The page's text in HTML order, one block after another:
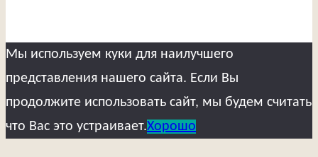
Мы используем куки для наилучшего
представления нашего сайта. Если Вы
продолжите использовать сайт, мы будем считать
что Вас это устраивает.Хорошо